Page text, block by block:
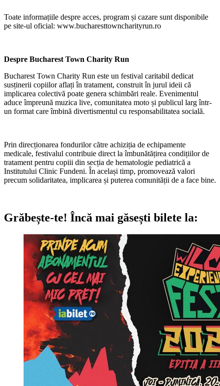
Toate informațiile despre acces, program și cazare sunt disponibile
pe site-ul oficial: www.bucharesttowncharityrun.ro
Despre Bucharest Town Charity Run
Bucharest Town Charity Run este un festival caritabil dedicat
susținerii copiilor aflați în tratament, construit în jurul ideii că
implicarea colectivă poate genera schimbări reale. Evenimentul
aduce împreună muzica live, comunitatea moto și publicul larg într-
un format care îmbină divertismentul cu responsabilitatea socială.
Prin direcționarea fondurilor către achiziția de echipamente
medicale, festivalul contribuie direct la îmbunătățirea condițiilor de
tratament pentru copiii din secția de hematologie pediatrică a
Institutului Clinic Fundeni. În același timp, promovează valori
precum solidaritatea, implicarea și puterea comunității de a face bine.
Grăbește-te! Încă mai găsești bilete la: